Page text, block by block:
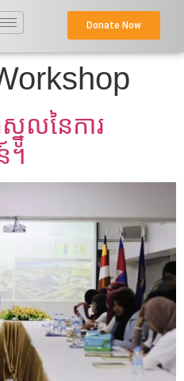
Donate Now
នូលនៃការ
។